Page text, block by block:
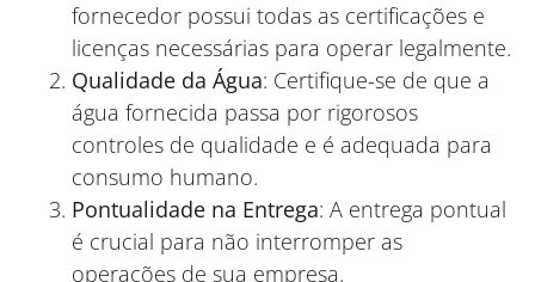
fornecedor possui todas as certificações e
licenças necessárias para operar legalmente.
Qualidade da Água: Certifique-se de que a
água fornecida passa por rigorosos
controles de qualidade e é adequada para
consumo humano.
Pontualidade na Entrega: A entrega pontual
é crucial para não interromper as
operações de sua empresa.